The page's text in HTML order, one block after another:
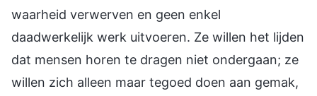
waarheid verwerven en geen enkel
daadwerkelijk werk uitvoeren. Ze willen het lijden
dat mensen horen te dragen niet ondergaan; ze
willen zich alleen maar tegoed doen aan gemak,